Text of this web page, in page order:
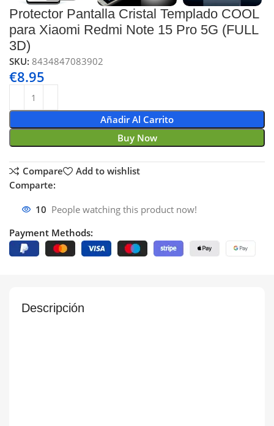
Protector Pantalla Cristal Templado COOL
para Xiaomi Redmi Note 15 Pro 5G (FULL
3D)
SKU:8434847083902
€8.95
Añadir Al Carrito
Buy Now
Compare
Add to wishlist
Comparte:
10 People watching this product now!
Payment Methods:
Descripción